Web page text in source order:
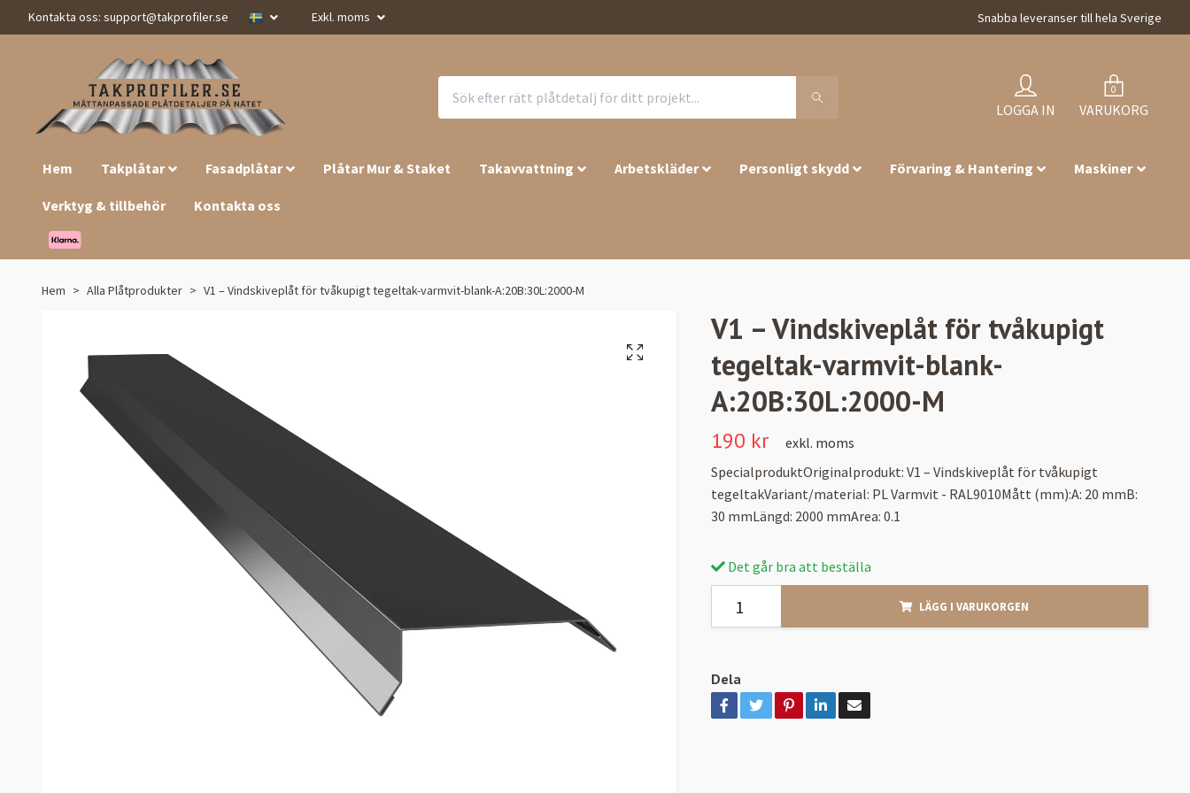
Kontakta oss: support@takprofiler.se Exkl. moms Snabba leveranser till hela Sverige
LOGGA IN
0
VARUKORG
Hem Takplåtar Fasadplåtar Plåtar Mur & Staket Takavvattning Arbetskläder Personligt skydd Förvaring & Hantering Maskiner
Verktyg & tillbehör Kontakta oss
Hem Alla Plåtprodukter V1 – Vindskiveplåt för tvåkupigt tegeltak-varmvit-blank-A:20B:30L:2000-M
V1 – Vindskiveplåt för tvåkupigt
tegeltak-varmvit-blank-
A:20B:30L:2000-M
190 kr
exkl. moms
SpecialproduktOriginalprodukt: V1 – Vindskiveplåt för tvåkupigt
tegeltakVariant/material: PL Varmvit - RAL9010Mått (mm):A: 20 mmB:
30 mmLängd: 2000 mmArea: 0.1
Det går bra att beställa
LÄGG I VARUKORGEN
Dela